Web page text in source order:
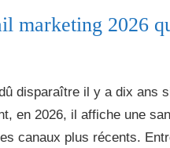
marketing 2026
disparaître il y a dix ans
en 2026, il affiche une
canaux plus récents.